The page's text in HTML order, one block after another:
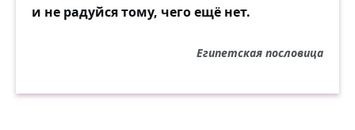
и не радуйся тому, чего ещё нет.
Египетская пословица